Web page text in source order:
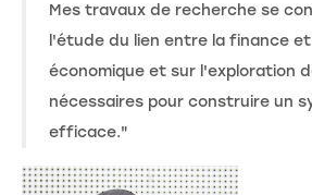
Mes travaux de recherche se
l'étude du lien entre la finance
économique et sur l'exploration
nécessaires pour construire un
efficace."